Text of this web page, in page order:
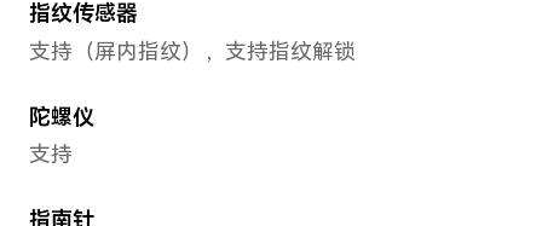
有线快充
快充。
备注：实际充电功率会随不同场景智